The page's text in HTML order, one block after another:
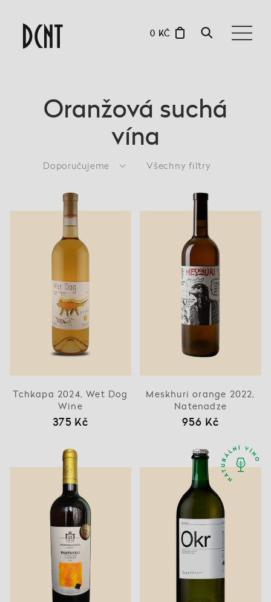
0 KČ
Oranžová suchá
vína
Doporučujeme Všechny filtry
Tchkapa 2024, Wet Dog
Wine
375 Kč
Meskhuri orange 2022,
Natenadze
956 Kč